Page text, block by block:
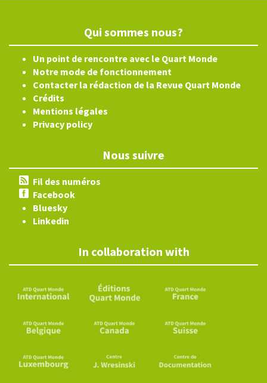
Qui sommes nous?
Un point de rencontre avec le Quart Monde
Notre mode de fonctionnement
Contacter la rédaction de la Revue Quart Monde
Crédits
Mentions légales
Privacy policy
Nous suivre
Fil des numéros
Facebook
Bluesky
Linkedin
In collaboration with